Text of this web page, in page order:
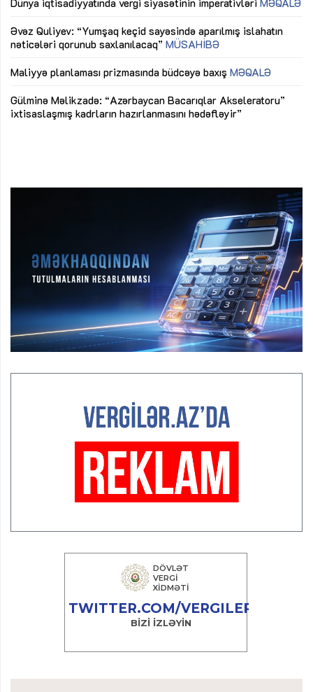
Dünya iqtisadiyyatında vergi siyasətinin imperativləri MƏQALƏ
Əvəz Quliyev: “Yumşaq keçid sayəsində aparılmış islahatın
nəticələri qorunub saxlanılacaq” MÜSAHİBƏ
Maliyyə planlaması prizmasında büdcəyə baxış MƏQALƏ
Gülminə Məlikzadə: “Azərbaycan Bacarıqlar Akseleratoru”
ixtisaslaşmış kadrların hazırlanmasını hədəfləyir”